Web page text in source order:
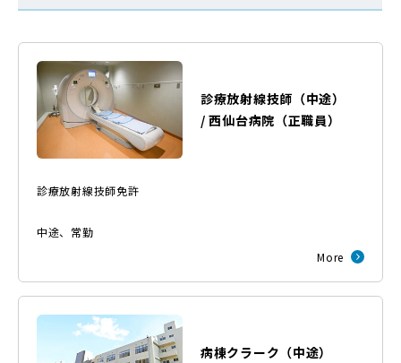
診療放射線技師（中途）
/西仙台病院 （正職員）
診療放射線技師免許
中途、 常勤
More
病棟クラーク（中途）